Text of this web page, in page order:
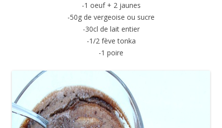
-1 oeuf + 2 jaunes
-50g de vergeoise ou sucre
-30cl de lait entier
-1/2 fève tonka
-1 poire